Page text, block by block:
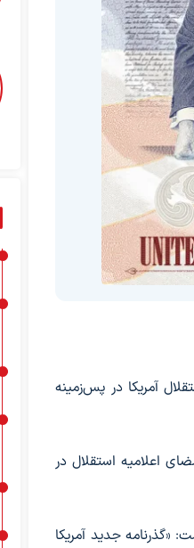
آمریکا در پس‌زمینه
اعلامیه استقلال در
جدید آمریکا